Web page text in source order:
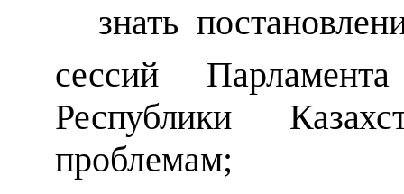
знать
сессий
Республики
проблемам;